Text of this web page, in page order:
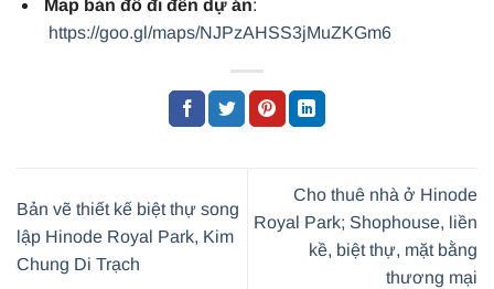
Map bản đồ đi đến dự án:
https://goo.gl/maps/NJPzAHSS3jMuZKGm6
Bản vẽ thiết kế biệt thự song
lập Hinode Royal Park, Kim
Chung Di Trạch
Cho thuê nhà ở Hinode
Royal Park; Shophouse, liền
kề, biệt thự, mặt bằng
thương mại